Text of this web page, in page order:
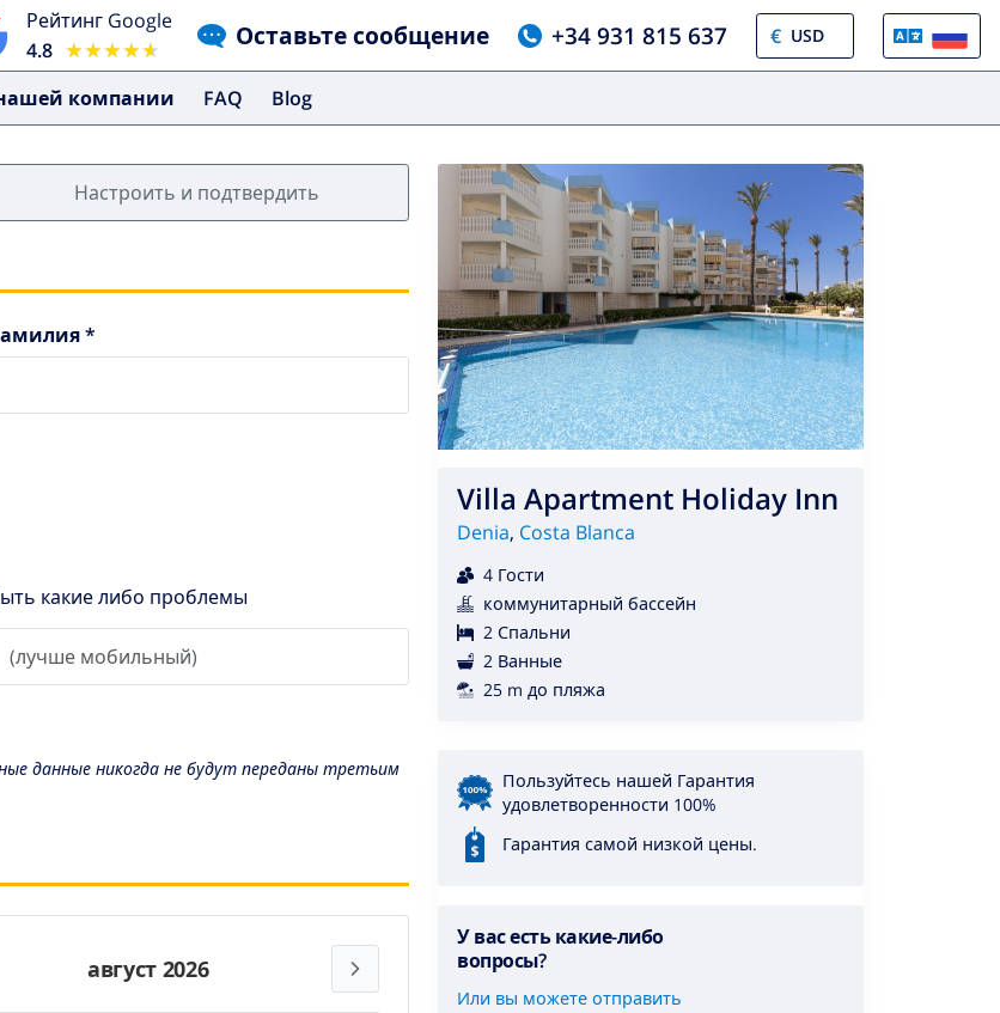
Рейтинг Google
4.8 ★★★★★
★★★★★ Оставьте сообщение +34 931 815 637 €
нашей компании FAQ Blog
Настроить и подтвердить
*
какие либо проблемы
данные никогда не будут переданы третьим
август 2026
Villa Apartment Holiday Inn
Denia, Costa Blanca
4 Гости
коммунитарный бассейн
2 Спальни
2 Ванные
25 m до пляжа
Пользуйтесь нашей Гарантия
удовлетворенности 100%
Гарантия самой низкой цены.
У вас есть какие-либо
вопросы?
Или вы можете отправить